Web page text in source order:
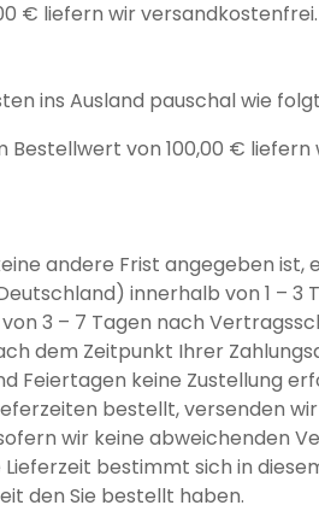
€ liefern wir versandkostenfrei.
ins Ausland pauschal wie
von 100,00 € liefern
andere Frist angegeben ist,
innerhalb von 1 – 3
3 – 7 Tagen nach
dem Zeitpunkt Ihrer
Feiertagen keine Zustellung
bestellt, versenden
wir keine abweichenden
bestimmt sich in
den Sie bestellt haben.